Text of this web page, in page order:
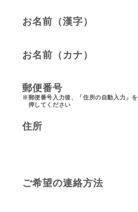
お名前（漢字）
お名前（カナ）
郵便番号
※郵便番号入力後、「住所の自動入力」を
押してください
住所
ご希望の連絡方法